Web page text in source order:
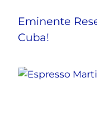
Eminente
Cuba!